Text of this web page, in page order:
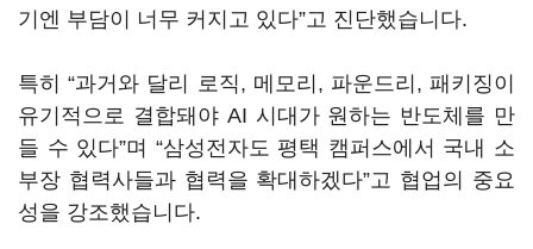
기엔 부담이 너무 커지고 있다”고 진단했습니다.
특히 “과거와 달리 로직, 메모리, 파운드리, 패키징이
유기적으로 결합돼야 AI 시대가 원하는 반도체를 만
들 수 있다”며 “삼성전자도 평택 캠퍼스에서 국내 소
부장 협력사들과 협력을 확대하겠다”고 협업의 중요
성을 강조했습니다.